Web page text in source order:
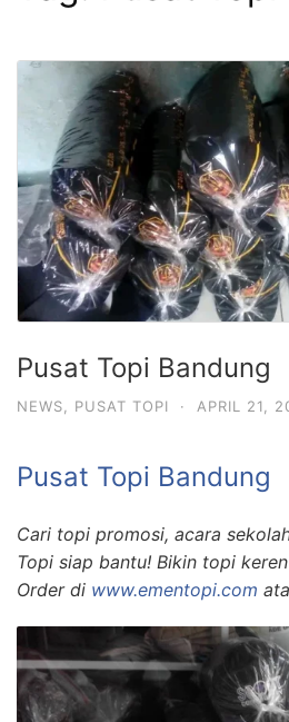
083821620656
Pusat Topi Bandung
NEWS PUSAT TOPI · APRIL 21,
Pusat Topi Bandung
Cari topi promosi, acara
Topi siap bantu! Bikin topi
Order di www.ementopi.com